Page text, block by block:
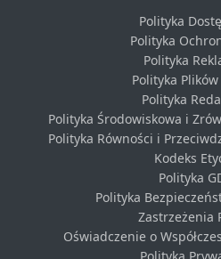
Polityka
Polityka
Polityka
Polityka Plików
Polityka
Polityka Środowiskowa i
Polityka Równości i
Kodeks
Polityka
Polityka
Zastrzeżenia
Oświadczenie o